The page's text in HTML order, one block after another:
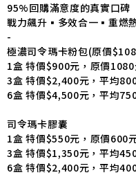
95%回購滿意度的真實口碑
戰力飆升▪多效合一▪重燃
-
極濃司令瑪卡粉包(原價
1盒 特價$900元，原價
3盒 特價$2,400元，平均
6盒 特價$4,500元，平均
司令瑪卡膠囊
1盒 特價$550元，原價600
3盒 特價$1,350元，平均
6盒 特價$2,400元，平均